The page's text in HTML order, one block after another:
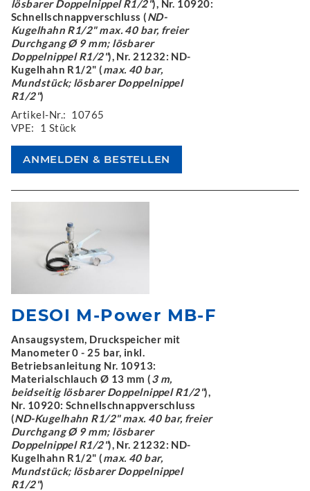
lösbarer Doppelnippel R1/2"), Nr. 10920:
Schnellschnappverschluss (ND-
Kugelhahn R1/2" max. 40 bar, freier
Durchgang Ø 9 mm; lösbarer
Doppelnippel R1/2"), Nr. 21232: ND-
Kugelhahn R1/2" (max. 40 bar,
Mundstück; lösbarer Doppelnippel
R1/2")
Artikel-Nr.: 10765
VPE:
1 Stück
DESOI M-Power MB-F
Ansaugsystem, Druckspeicher mit
Manometer 0 - 25 bar, inkl.
Betriebsanleitung Nr. 10913:
Materialschlauch Ø 13 mm (3 m,
beidseitig lösbarer Doppelnippel R1/2"),
Nr. 10920: Schnellschnappverschluss
(ND-Kugelhahn R1/2" max. 40 bar, freier
Durchgang Ø 9 mm; lösbarer
Doppelnippel R1/2"), Nr. 21232: ND-
Kugelhahn R1/2" (max. 40 bar,
Mundstück; lösbarer Doppelnippel
R1/2")